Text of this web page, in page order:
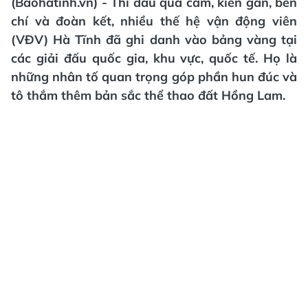
chí và đoàn kết, nhiều thế hệ vận động viên
(VĐV) Hà Tĩnh đã ghi danh vào bảng vàng tại
các giải đấu quốc gia, khu vực, quốc tế. Họ là
những nhân tố quan trọng góp phần hun đúc và
tô thắm thêm bản sắc thể thao đất Hồng Lam.